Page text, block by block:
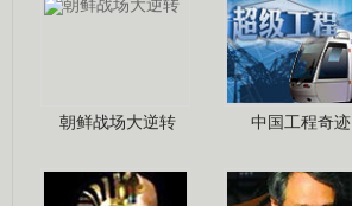
朝鲜战场大逆转 中国工程奇迹